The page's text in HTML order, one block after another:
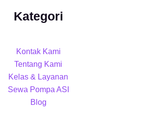
Kategori
Kontak Kami
Tentang Kami
Kelas & Layanan
Sewa Pompa ASI
Blog